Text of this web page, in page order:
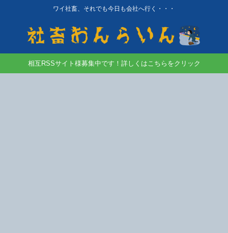
ワイ社畜、それでも今日も会社へ行く・・・
相互RSSサイト様募集中です！詳しくはこちらをクリック